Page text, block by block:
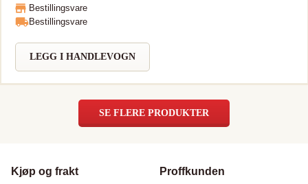
Bestillingsvare
Bestillingsvare
LEGG I HANDLEVOGN
SE FLERE PRODUKTER
Kjøp og frakt Proffkunden